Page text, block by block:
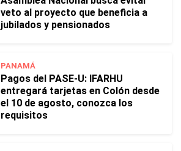
veto al proyecto que beneficia a
jubilados y pensionados
PANAMÁ
Pagos del PASE-U: IFARHU
entregará tarjetas en Colón desde
el 10 de agosto, conozca los
requisitos